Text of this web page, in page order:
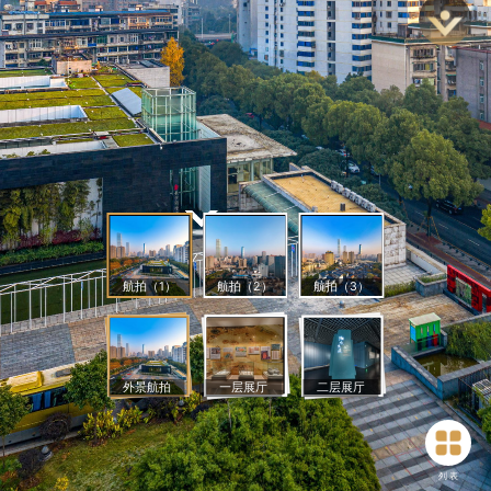
列 表
航拍（1） 航拍（2） 航拍（3）
外景航拍 一层展厅 二层展厅